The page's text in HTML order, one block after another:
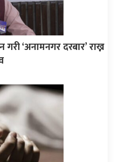
गरी ‘अनामनगर दरबार’ राख्न